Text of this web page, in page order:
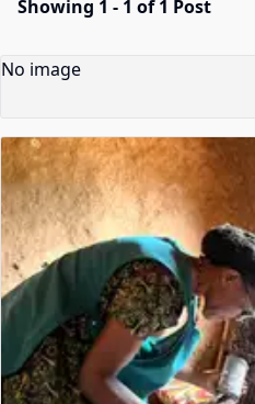
Showing 1 - 1 of 1 Post
No image